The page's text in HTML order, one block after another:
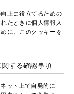
上に役立てるための
たときに個人情報入
に、このクッキーを
する確認事項
ット上で自発的に